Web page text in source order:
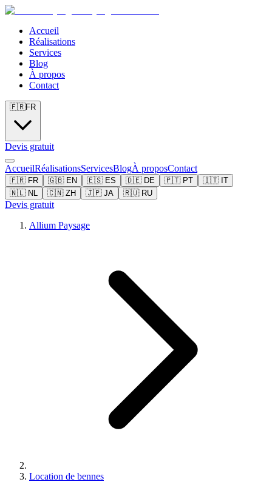
Accueil
Réalisations
Services
Blog
À propos
Contact
🇫🇷FR
Devis gratuit
AccueilRéalisationsServicesBlogÀ proposContact
🇫🇷 FR 🇬🇧 EN 🇪🇸 ES 🇩🇪 DE 🇵🇹 PT 🇮🇹 IT
🇳🇱 NL 🇨🇳 ZH 🇯🇵 JA 🇷🇺 RU
Devis gratuit
Allium Paysage
Location de bennes